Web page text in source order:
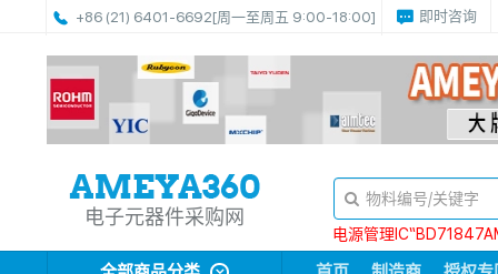
+86 (21) 6401-6692[周一至周五 9:00-18:00] 即时咨询
电子元器件采购网
电源管理